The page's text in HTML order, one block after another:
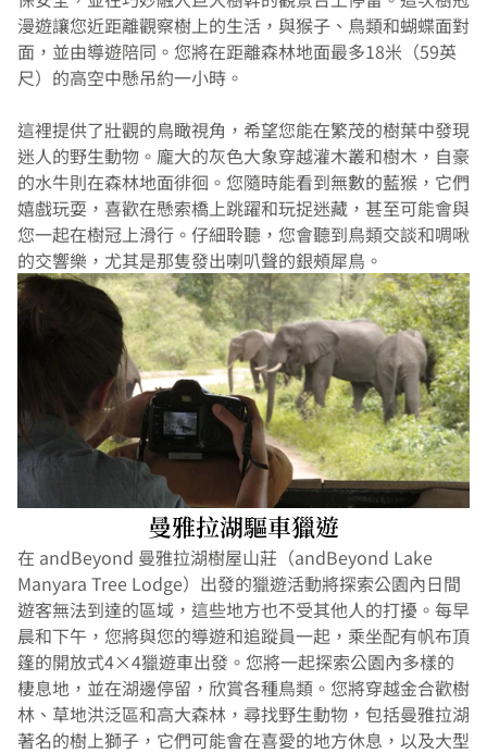
漫遊讓您近距離觀察樹上的生活，與猴子、鳥類和蝴蝶面對
面，並由導遊陪同。您將在距離森林地面最多18米（59英
尺）的高空中懸吊約一小時。
這裡提供了壯觀的鳥瞰視角，希望您能在繁茂的樹葉中發現
迷人的野生動物。龐大的灰色大象穿越灌木叢和樹木，自豪
的水牛則在森林地面徘徊。您隨時能看到無數的藍猴，它們
嬉戲玩耍，喜歡在懸索橋上跳躍和玩捉迷藏，甚至可能會與
您一起在樹冠上滑行。仔細聆聽，您會聽到鳥類交談和啁啾
的交響樂，尤其是那隻發出喇叭聲的銀頰犀鳥。
曼雅拉湖驅車獵遊
在 andBeyond 曼雅拉湖樹屋山莊（andBeyond Lake
Manyara Tree Lodge）出發的獵遊活動將探索公園內日間
遊客無法到達的區域，這些地方也不受其他人的打擾。每早
晨和下午，您將與您的導遊和追蹤員一起，乘坐配有帆布頂
篷的開放式4×4獵遊車出發。您將一起探索公園內多樣的
棲息地，並在湖邊停留，欣賞各種鳥類。您將穿越金合歡樹
林、草地洪泛區和高大森林，尋找野生動物，包括曼雅拉湖
著名的樹上獅子，它們可能會在喜愛的地方休息，以及大型